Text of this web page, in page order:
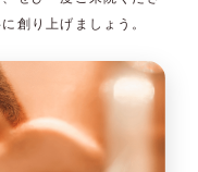
創り上げましょう。